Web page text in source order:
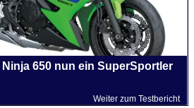
Ninja 650 nun ein SuperSportler
Weiter zum Testbericht